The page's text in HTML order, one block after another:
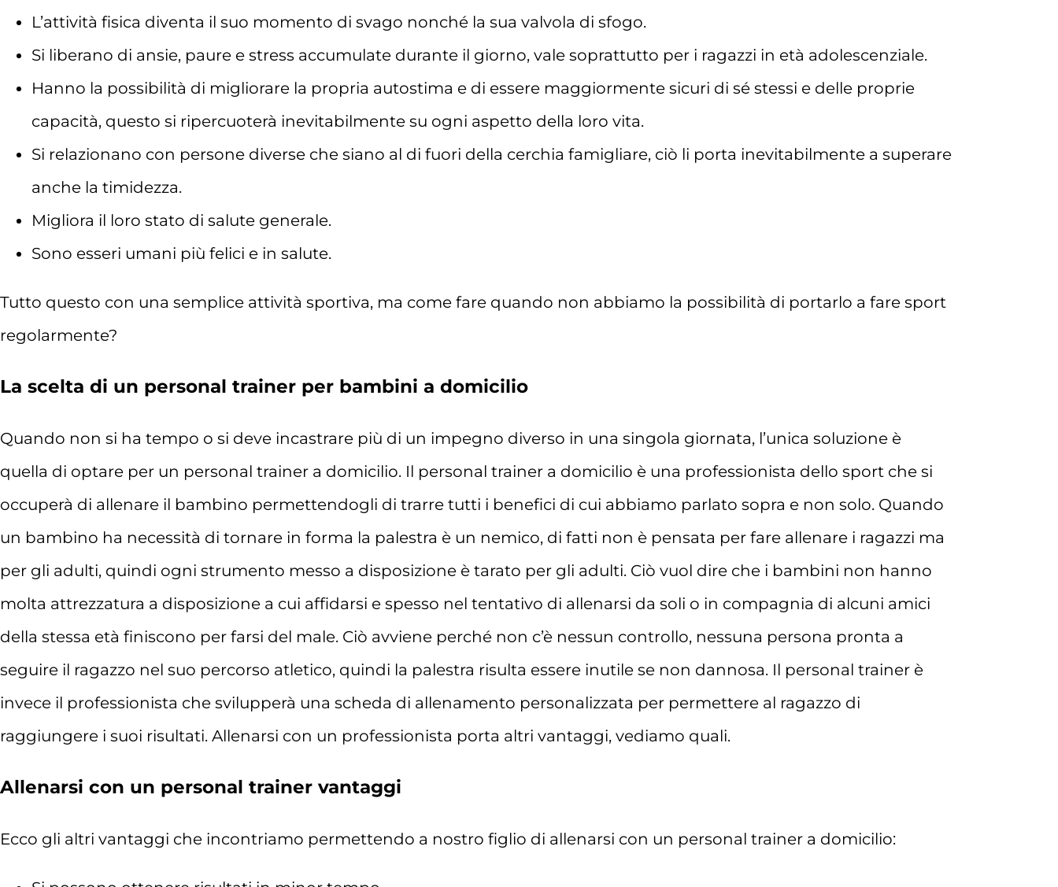
L’attività fisica diventa il suo momento di svago nonché la sua valvola di sfogo.
Si liberano di ansie, paure e stress accumulate durante il giorno, vale soprattutto per i ragazzi in età adolescenziale.
Hanno la possibilità di migliorare la propria autostima e di essere maggiormente sicuri di sé stessi e delle proprie
capacità, questo si ripercuoterà inevitabilmente su ogni aspetto della loro vita.
Si relazionano con persone diverse che siano al di fuori della cerchia famigliare, ciò li porta inevitabilmente a superare
anche la timidezza.
Migliora il loro stato di salute generale.
Sono esseri umani più felici e in salute.
Tutto questo con una semplice attività sportiva, ma come fare quando non abbiamo la possibilità di portarlo a fare sport
regolarmente?
La scelta di un personal trainer per bambini a domicilio
Quando non si ha tempo o si deve incastrare più di un impegno diverso in una singola giornata, l’unica soluzione è
quella di optare per un personal trainer a domicilio. Il personal trainer a domicilio è una professionista dello sport che si
occuperà di allenare il bambino permettendogli di trarre tutti i benefici di cui abbiamo parlato sopra e non solo. Quando
un bambino ha necessità di tornare in forma la palestra è un nemico, di fatti non è pensata per fare allenare i ragazzi ma
per gli adulti, quindi ogni strumento messo a disposizione è tarato per gli adulti. Ciò vuol dire che i bambini non hanno
molta attrezzatura a disposizione a cui affidarsi e spesso nel tentativo di allenarsi da soli o in compagnia di alcuni amici
della stessa età finiscono per farsi del male. Ciò avviene perché non c’è nessun controllo, nessuna persona pronta a
seguire il ragazzo nel suo percorso atletico, quindi la palestra risulta essere inutile se non dannosa. Il personal trainer è
invece il professionista che svilupperà una scheda di allenamento personalizzata per permettere al ragazzo di
raggiungere i suoi risultati. Allenarsi con un professionista porta altri vantaggi, vediamo quali.
Allenarsi con un personal trainer vantaggi
Ecco gli altri vantaggi che incontriamo permettendo a nostro figlio di allenarsi con un personal trainer a domicilio: